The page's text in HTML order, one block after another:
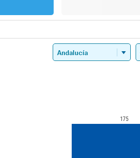
175